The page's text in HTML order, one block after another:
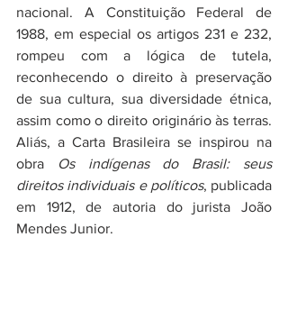
nacional. A Constituição Federal de
1988, em especial os artigos 231 e 232,
rompeu com a lógica de tutela,
reconhecendo o direito à preservação
de sua cultura, sua diversidade étnica,
assim como o direito originário às terras.
Aliás, a Carta Brasileira se inspirou na
obra
Os indígenas do Brasil: seus
direitos individuais e políticos, publicada
em 1912, de autoria do jurista João
Mendes Junior.